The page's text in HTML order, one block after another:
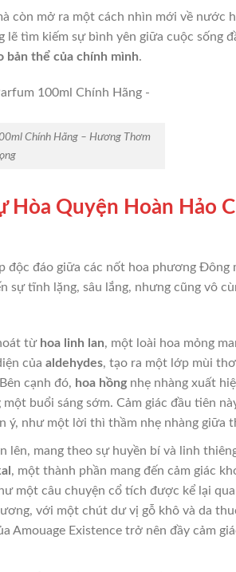
còn mở ra một cách nhìn mới về nước
tìm kiếm sự bình yên giữa cuộc sống
bản thể của chính mình.
Chính Hãng – Hương Thơm
Quyện Hoàn Hảo
độc đáo giữa các nốt hoa phương Đông
tĩnh lặng, sâu lắng, nhưng cũng vô
từ hoa linh lan, một loài hoa mỏng
của aldehydes, tạo ra một lớp mùi
cạnh đó, hoa hồngnhẹ nhàng xuất
buổi sáng sớm. Cảm giác đầu tiên
như một lời thì thầm nhẹ nhàng giữa
lên, mang theo sự huyền bí và linh
, một thành phần mang đến cảm giác
một câu chuyện cổ tích được kể lại
với một chút dư vị gỗ khô và da
Amouage Existence trở nên đầy cảm